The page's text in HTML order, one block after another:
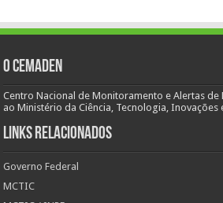
O Cemaden
Centro Nacional de Monitoramento e Alertas de
ao Ministério da Ciência, Tecnologia, Inovações
Links Relacionados
Governo Federal
MCTIC